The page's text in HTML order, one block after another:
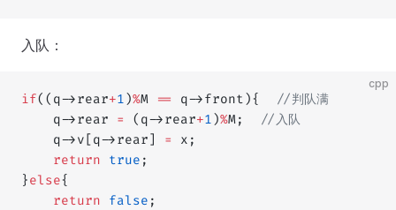
入队：
cpp
if((q->rear+1 )%M == q->front){
  //判队满
    q->rear
= (q->rear+1 )%M;
  //入队
    q->v[q->rear]
=
x;
    return
true ;
}else{
    return
false ;